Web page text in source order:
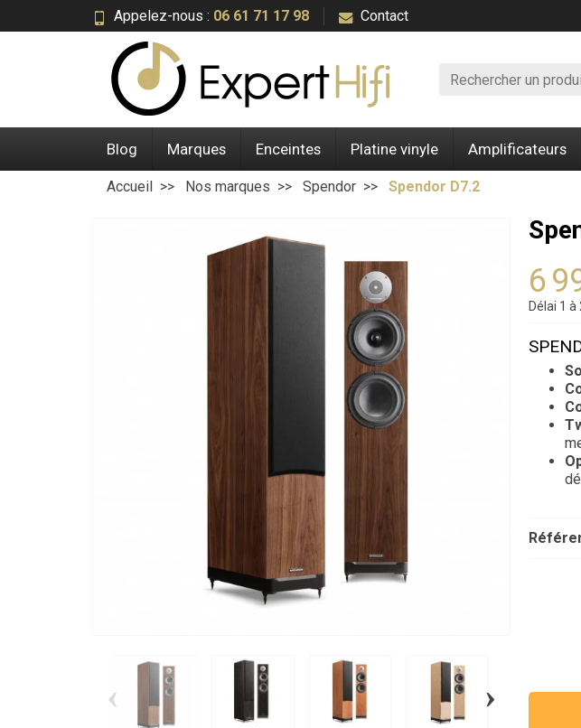
Appelez-nous : 06 61 71 17 98 Contact
Blog Marques Enceintes Platine vinyle Amplificateurs
Accueil Nos marques Spendor Spendor D7.2
‹ ›
6
Délai 1